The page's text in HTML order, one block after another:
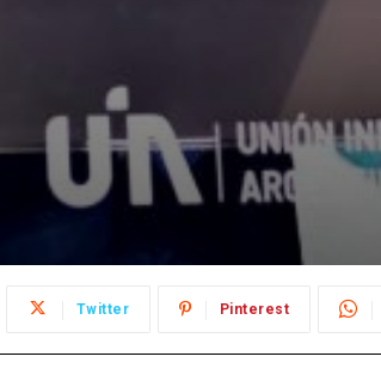
Twitter Pinterest